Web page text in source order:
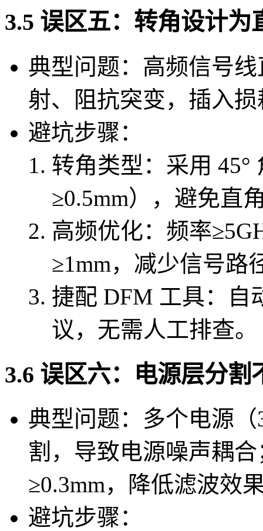
3.5 误区五：转角设计
典型问题：高频信号
射、阻抗突变，插入
避坑步骤：
转角类型：采用
≥0.5mm），避免直
高频优化：频率
≥1mm，减少信号路
捷配 DFM 工具：自
议，无需人工排查。
3.6 误区六：电源层分
典型问题：多个电源
割，导致电源噪声耦
≥0.3mm，降低滤波效
避坑步骤：